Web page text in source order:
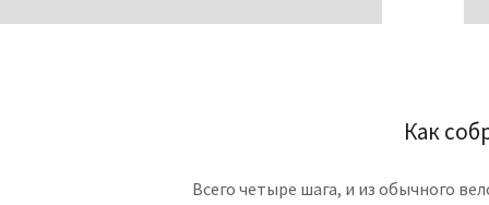
Как
Всего четыре шага, и из обычного